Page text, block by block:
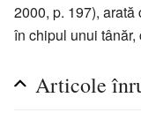
2000, p. 197),
în chipul unui
Articole